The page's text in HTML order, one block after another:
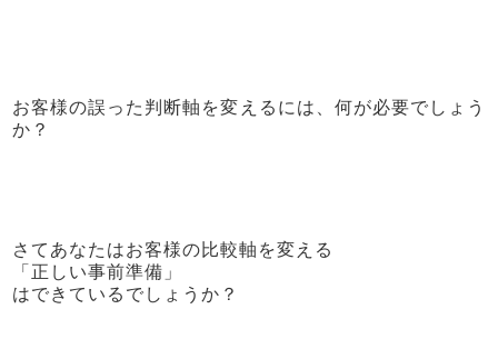
お客様の誤った判断軸を変えるには、何が必要でしょう
か？
さてあなたはお客様の比較軸を変える
「正しい事前準備」
はできているでしょうか？